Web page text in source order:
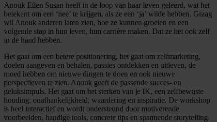
Anouk Ellen Susan heeft in de loop van haar leven geleerd, wat het
betekent om een ‘nee’ te krijgen, als ze een ‘ja’ wilde hebben. Graag
wil Anouk anderen laten zien, hoe ze kunnen groeien en een
volgende stap in hun leven, hun carrière maken. Dat ze het ook zelf
in de hand hebben.
Het gaat om een betere positionering, het gaat om zelfmarketing,
doelen aangeven en behalen, passies ontdekken en uitleven, de
moed hebben om nieuwe dingen te doen en ook nieuwe
perspectieven te zien. Anouk geeft de passende succes- en
geluksimpuls. Het gaat om het sterken van je IK, een zelfbewuste
houding, onafhankelijkheid, waardering en inspiratie. De workshop
is heel interactief en wordt ondersteund door motiverende
voorbeelden, handige tools, concrete tips en spannende storytelling.